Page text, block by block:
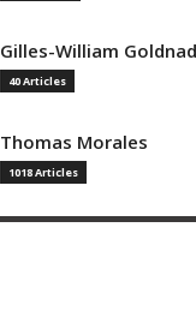
Gilles-William
40 Articles
Thomas Morales
1018 Articles